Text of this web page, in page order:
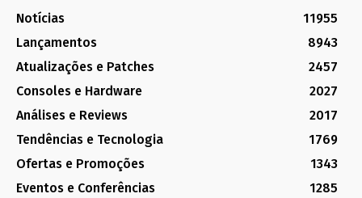
Notícias
11955
Lançamentos
8943
Atualizações e Patches
2457
Consoles e Hardware
2027
Análises e Reviews
2017
Tendências e Tecnologia
1769
Ofertas e Promoções
1343
Eventos e Conferências
1285